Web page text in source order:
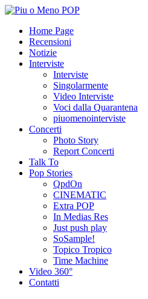
Home Page
Recensioni
Notizie
Interviste
Interviste
Singolarmente
Video Interviste
Voci dalla Quarantena
piuomenointerviste
Concerti
Photo Story
Report Concerti
Talk To
Pop Stories
QpdOn
CINEMATIC
Extra POP
In Medias Res
Just push play
SoSample!
Topico Tropico
Time Machine
Video 360°
Contatti